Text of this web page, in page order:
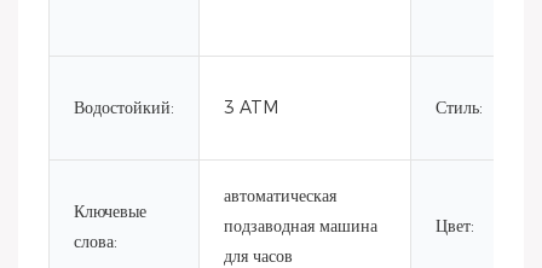
Водостойкий: 3 ATM Стиль:
Ключевые
слова:
автоматическая
подзаводная машина
для часов
Цвет: